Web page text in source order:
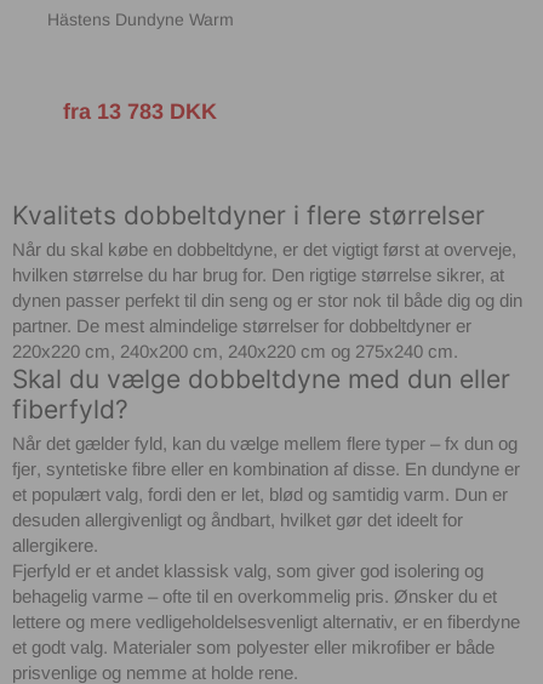
Hästens Dundyne Warm
fra 13 783 DKK
Kvalitets dobbeltdyner i flere størrelser
Når du skal købe en dobbeltdyne, er det vigtigt først at overveje,
hvilken størrelse du har brug for. Den rigtige størrelse sikrer, at
dynen passer perfekt til din seng og er stor nok til både dig og din
partner. De mest almindelige størrelser for dobbeltdyner er
220x220 cm, 240x200 cm, 240x220 cm og 275x240 cm.
Skal du vælge dobbeltdyne med dun eller
fiberfyld?
Når det gælder fyld, kan du vælge mellem flere typer – fx dun og
fjer, syntetiske fibre eller en kombination af disse. En dundyne er
et populært valg, fordi den er let, blød og samtidig varm. Dun er
desuden allergivenligt og åndbart, hvilket gør det ideelt for
allergikere.
Fjerfyld er et andet klassisk valg, som giver god isolering og
behagelig varme – ofte til en overkommelig pris. Ønsker du et
lettere og mere vedligeholdelsesvenligt alternativ, er en fiberdyne
et godt valg. Materialer som polyester eller mikrofiber er både
prisvenlige og nemme at holde rene.